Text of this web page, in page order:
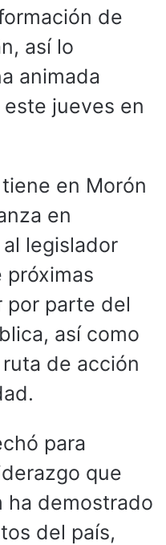
de
así lo
animada
jueves en
en Morón
en
legislador
próximas
por parte del
así como
de acción
para
que
ha demostrado
del país,